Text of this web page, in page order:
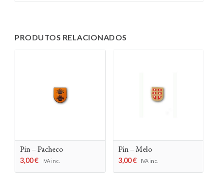
PRODUTOS RELACIONADOS
Pin – Pacheco
3,00€ IVA inc.
Pin – Melo
3,00€ IVA inc.